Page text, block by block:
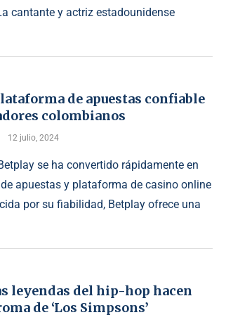
cantante y actriz estadounidense
de apuestas confiable
colombianos
12 julio, 2024
se ha convertido rápidamente en
apuestas y plataforma de casino online
por su fiabilidad, Betplay ofrece una
leyendas del hip-hop hacen
de ‘Los Simpsons’